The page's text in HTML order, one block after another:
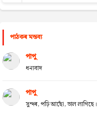
পাঠকৰ মন্তব্য
পাপু
ধন্যবাদ
পাপু
সুন্দৰ, পঢ়ি আছোঁ, ভাল লাগিছে।